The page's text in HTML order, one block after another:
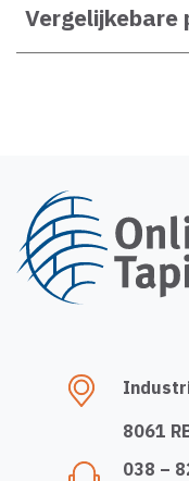
Vergelijkebare
8061
038 –